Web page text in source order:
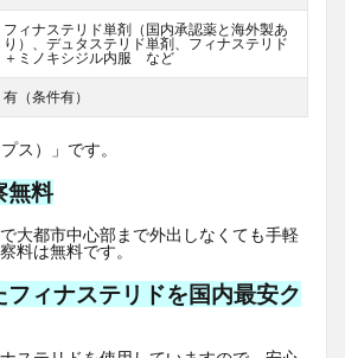
フィナステリド単剤（国内承認薬と海外製あ
り）、デュタステリド単剤、フィナステリド
＋ミノキシジル内服 など
有（条件有）
ス）」です。
無料
大都市中心部まで外出しなくても手軽
料は無料です。
フィナステリドを国内最安ク